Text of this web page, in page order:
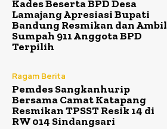
Kades Beserta BPD Desa
Lamajang Apresiasi Bupati
Bandung Resmikan dan Ambil
Sumpah 911 Anggota BPD
Terpilih
Ragam Berita
Pemdes Sangkanhurip
Bersama Camat Katapang
Resmikan TPSST Resik 14 di
RW 014 Sindangsari